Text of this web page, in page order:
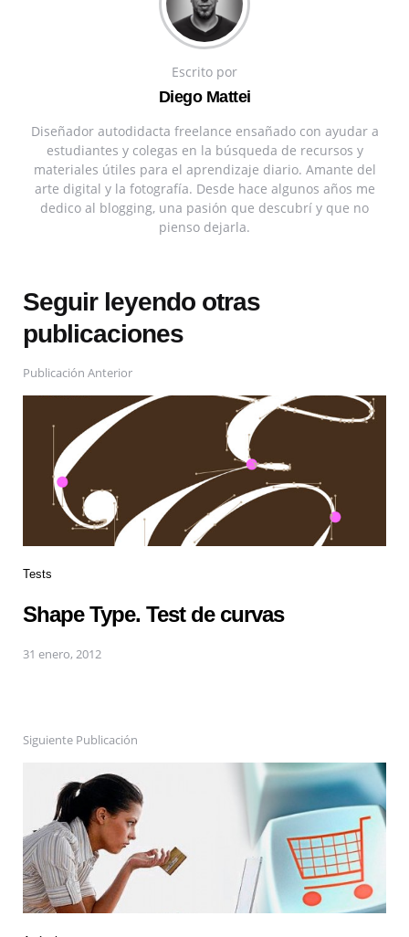
Escrito por
Diego Mattei
Diseñador autodidacta freelance ensañado con ayudar a
estudiantes y colegas en la búsqueda de recursos y
materiales útiles para el aprendizaje diario. Amante del
arte digital y la fotografía. Desde hace algunos años me
dedico al blogging, una pasión que descubrí y que no
pienso dejarla.
Seguir leyendo otras
publicaciones
Publicación Anterior
Tests
Shape Type. Test de curvas
31 enero, 2012
Siguiente Publicación